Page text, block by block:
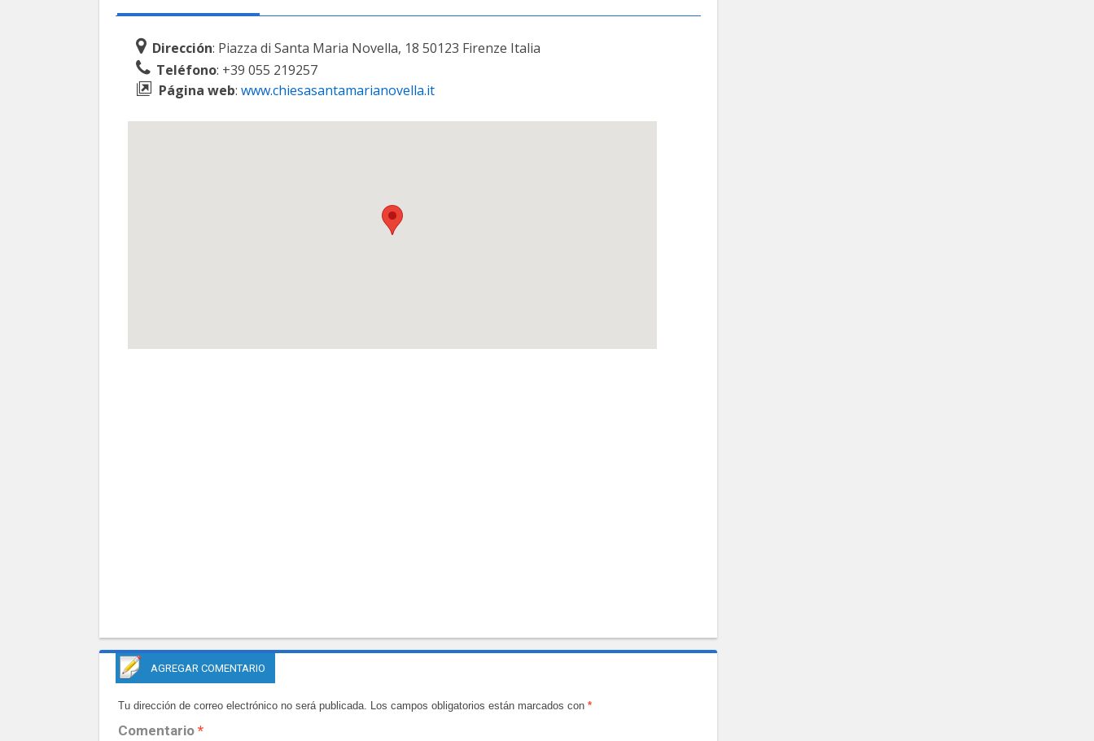
Dirección: Piazza di Santa Maria Novella, 18 50123 Firenze Italia‎
Teléfono: +39 055 219257
Página web: www.chiesasantamarianovella.it
AGREGAR COMENTARIO
Tu dirección de correo electrónico no será publicada. Los campos obligatorios están marcados con *
Comentario *